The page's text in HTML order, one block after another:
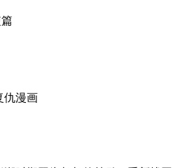
仇漫画